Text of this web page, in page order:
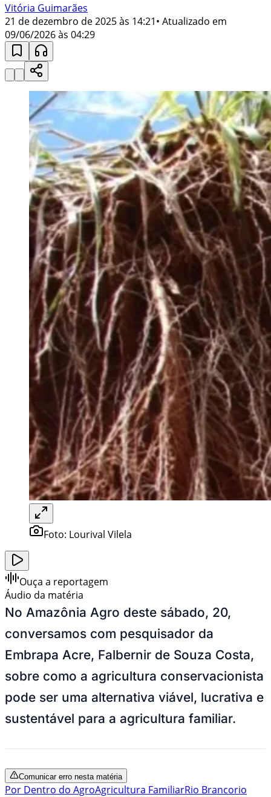
Vitória Guimarães
21 de dezembro de 2025 às 14:21• Atualizado em
09/06/2026 às 04:29
Foto: Lourival Vilela
Ouça a reportagem
Áudio da matéria
No Amazônia Agro deste sábado, 20,
conversamos com pesquisador da
Embrapa Acre, Falbernir de Souza Costa,
sobre como a agricultura conservacionista
pode ser uma alternativa viável, lucrativa e
sustentável para a agricultura familiar.
Comunicar erro nesta matéria
Por Dentro do AgroAgricultura FamiliarRio Brancorio